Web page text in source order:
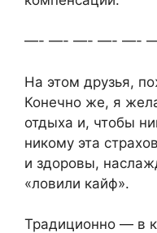
—- —- —- —- —-
На этом друзья,
Конечно же, я
отдыха и, чтобы
никому эта
и здоровы,
«ловили кайф».
Традиционно — в